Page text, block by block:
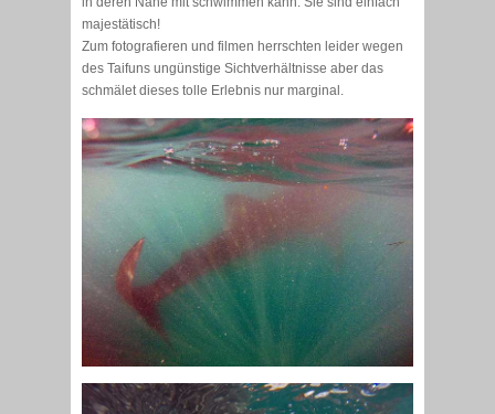
majestätisch!
Zum fotografieren und filmen herrschten leider wegen
des Taifuns ungünstige Sichtverhältnisse aber das
schmälet dieses tolle Erlebnis nur marginal.